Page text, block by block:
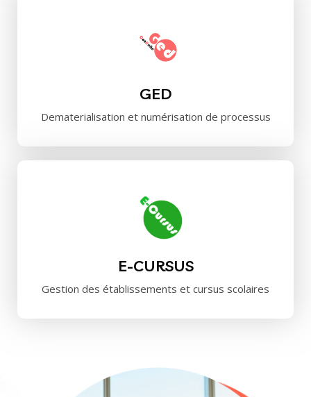
GED
Dematerialisation et numérisation de processus
E-CURSUS
Gestion des établissements et cursus scolaires